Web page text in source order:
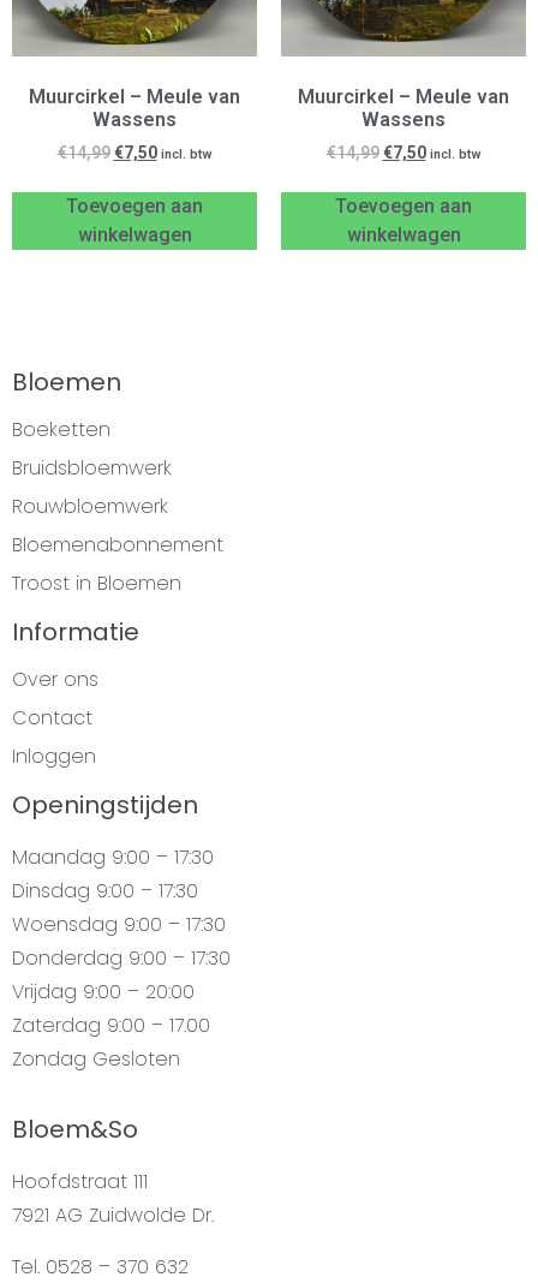
Muurcirkel – Meule van
Wassens
€14,99 €7,50 incl. btw
Toevoegen aan
winkelwagen
Muurcirkel – Meule van
Wassens
€14,99 €7,50 incl. btw
Toevoegen aan
winkelwagen
Bloemen
Boeketten
Bruidsbloemwerk
Rouwbloemwerk
Bloemenabonnement
Troost in Bloemen
Informatie
Over ons
Contact
Inloggen
Openingstijden
Maandag 9:00 – 17:30
Dinsdag 9:00 – 17:30
Woensdag 9:00 – 17:30
Donderdag 9:00 – 17:30
Vrijdag 9:00 – 20:00
Zaterdag 9:00 – 17.00
Zondag Gesloten
Bloem&So
Hoofdstraat 111
7921 AG Zuidwolde Dr.
Tel. 0528 – 370 632